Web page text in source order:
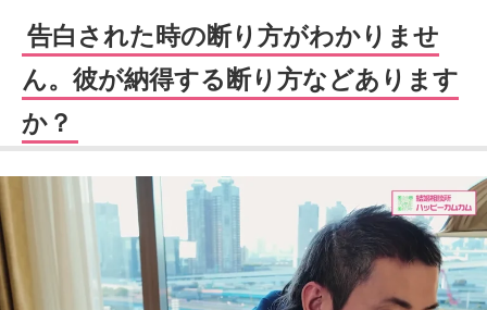
告白された時の断り方がわかりませ
ん。彼が納得する断り方などあります
か？